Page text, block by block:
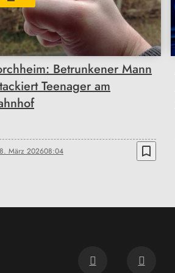
Betrunkener Mann
Teenager am
März 202608:04 bookmark_border